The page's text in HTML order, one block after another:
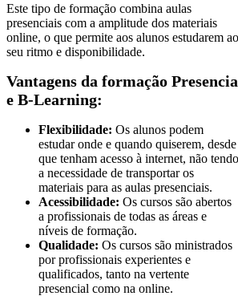
Este tipo de formação combina aulas
presenciais com a amplitude dos materiais
online, o que permite aos alunos estudarem ao
seu ritmo e disponibilidade.
Vantagens da formação Presencia
e B-Learning:
Flexibilidade: Os alunos podem
estudar onde e quando quiserem, desde
que tenham acesso à internet, não tendo
a necessidade de transportar os
materiais para as aulas presenciais.
Acessibilidade: Os cursos são abertos
a profissionais de todas as áreas e
níveis de formação.
Qualidade: Os cursos são ministrados
por profissionais experientes e
qualificados, tanto na vertente
presencial como na online.